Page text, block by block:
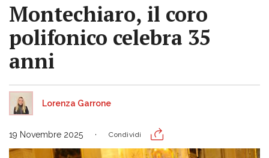
Montechiaro, il coro
polifonico celebra 35
anni
Lorenza Garrone
19 Novembre 2025 Condividi